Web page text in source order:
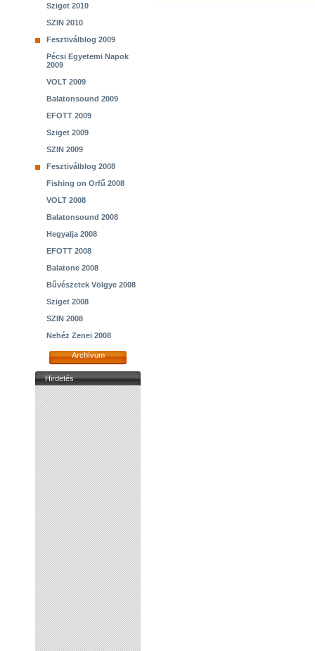
Sziget 2010
SZIN 2010
Fesztiválblog 2009
Pécsi Egyetemi Napok
2009
VOLT 2009
Balatonsound 2009
EFOTT 2009
Sziget 2009
SZIN 2009
Fesztiválblog 2008
Fishing on Orfű 2008
VOLT 2008
Balatonsound 2008
Hegyalja 2008
EFOTT 2008
Balatone 2008
Bűvészetek Völgye 2008
Sziget 2008
SZIN 2008
Nehéz Zenei 2008
Archívum
Hirdetés